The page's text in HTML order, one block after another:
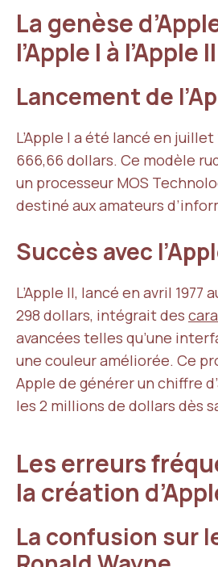
La genèse
l’Apple I à l’Apple II
Lancement de
L’Apple I a été lancé en juillet
666,66 dollars. Ce modèle
un processeur MOS
destiné aux amateurs
Succès avec
L’Apple II, lancé en avril 1977
298 dollars, intégrait des
avancées telles qu’une
une couleur améliorée. Ce
Apple de générer un chiffre
les 2 millions de dollars dès
Les erreurs
la création
La confusion sur